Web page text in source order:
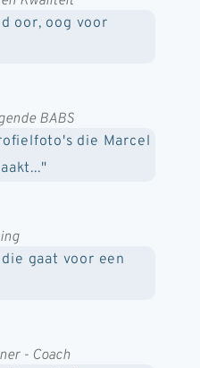
oor, oog voor
BABS
die Marcel
gaat voor een
- Coach